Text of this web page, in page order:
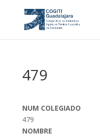
479
NUM COLEGIADO
479
NOMBRE